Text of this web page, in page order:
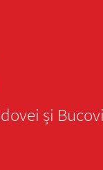
și